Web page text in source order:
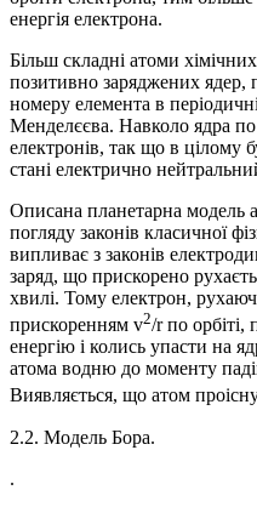
енергія електрона.
Більш складні атоми
позитивно заряджених ядер,
номеру елемента в
Менделєєва. Навколо ядра по
електронів, так що в цілому
стані електрично
Описана планетарна модель
погляду законів класичної
випливає з законів
заряд, що прискорено
хвилі. Тому електрон,
прискоренням v2/r по орбіті,
енергію і колись упасти на
атома водню до моменту
Виявляється, що атом
2.2. Модель Бора.
.